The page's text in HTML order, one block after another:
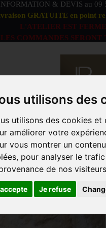
utilisons des
utilisons des cookies
améliorer votre
vous montrer un
pour analyser le
de nos
Je refuse
& DEVIS au 09
GRATUITE en point
L'ATELIER EST
LES COMMANDES
DÉFAUTS OFFRE
Drap de bain > Maxi